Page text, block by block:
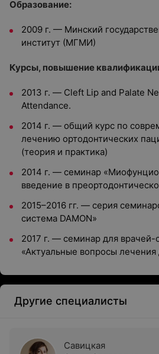
Образование:
2009 г. — Минский
институт (МГМИ)
Курсы, повышение
2013 г. — Cleft Lip and Palate
Attendance.
2014 г. — общий курс по
лечению ортодонтических
(теория и практика)
2014 г. — семинар
введение в
2015–2016 гг. — серия
система DAMON»
2017 г. — семинар для врачей-
«Актуальные вопросы лечения
Другие специалисты
Савицкая